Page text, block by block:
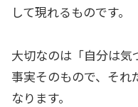
して現れるものです。
大切なのは「自分は気
事実そのもので、それ
なります。